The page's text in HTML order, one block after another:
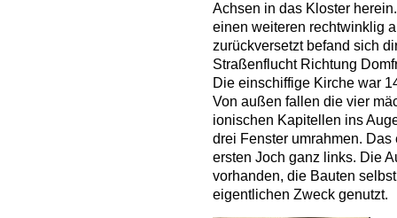
Achsen in das Kloster
einen weiteren rechtwinklig
zurückversetzt befand sich
Straßenflucht Richtung
Die einschiffige Kirche war
Von außen fallen die vier
ionischen Kapitellen ins
drei Fenster umrahmen.
ersten Joch ganz links. Die
vorhanden, die Bauten
eigentlichen Zweck genutzt.